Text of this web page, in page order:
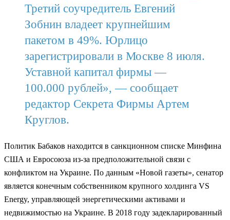
Третий соучредитель Евгений
Зобнин владеет крупнейшим
пакетом в 49%. Юрлицо
зарегистрировали в Москве 8 июля.
Уставной капитал фирмы —
100.000 рублей», — сообщает
редактор Секрета Фирмы Артем
Круглов.
Политик Бабаков находится в санкционном списке Минфина
США и Евросоюза из-за предположительной связи с
конфликтом на Украине. По данным «Новой газеты», сенатор
является конечным собственником крупного холдинга VS
Energy, управляющей энергетическими активами и
недвижимостью на Украине. В 2018 году задекларированный